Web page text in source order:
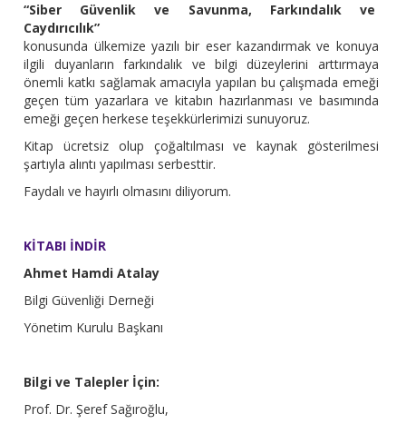
“Siber Güvenlik ve Savunma, Farkındalık ve
Caydırıcılık”
konusunda ülkemize yazılı bir eser kazandırmak ve konuya
ilgili duyanların farkındalık ve bilgi düzeylerini arttırmaya
önemli katkı sağlamak amacıyla yapılan bu çalışmada emeği
geçen tüm yazarlara ve kitabın hazırlanması ve basımında
emeği geçen herkese teşekkürlerimizi sunuyoruz.
Kitap ücretsiz olup çoğaltılması ve kaynak gösterilmesi
şartıyla alıntı yapılması serbesttir.
Faydalı ve hayırlı olmasını diliyorum.
KİTABI İNDİR
Ahmet Hamdi Atalay
Bilgi Güvenliği Derneği
Yönetim Kurulu Başkanı
Bilgi ve Talepler İçin:
Prof. Dr. Şeref Sağıroğlu,